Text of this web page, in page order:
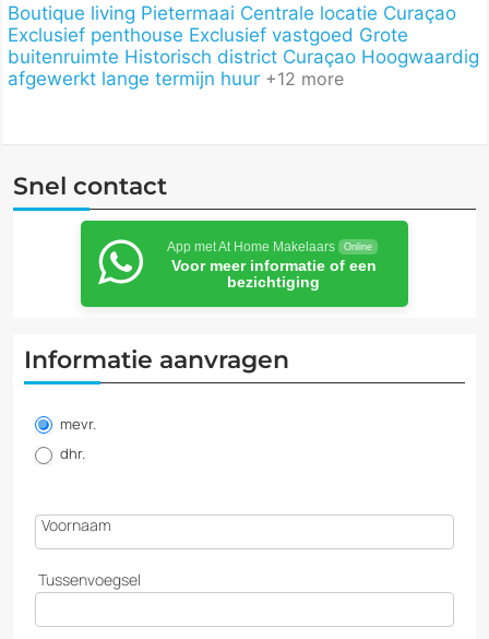
Boutique living Pietermaai Centrale locatie Curaçao
Exclusief penthouse Exclusief vastgoed Grote
buitenruimte Historisch district Curaçao Hoogwaardig
afgewerkt lange termijn huur +12 more
Snel contact
App met At Home Makelaars Online
Voor meer informatie of een
bezichtiging
Informatie aanvragen
aanvragen
mevr.
dhr.
Voornaam
Tussenvoegsel